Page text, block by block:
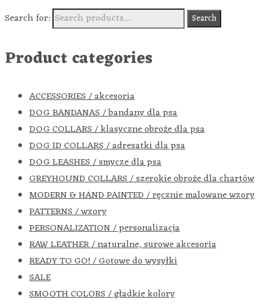
Search for:
Search
Product categories
ACCESSORIES / akcesoria
DOG BANDANAS / bandany dla psa
DOG COLLARS / klasyczne obroże dla psa
DOG ID COLLARS / adresatki dla psa
DOG LEASHES / smycze dla psa
GREYHOUND COLLARS / szerokie obroże dla chartów
MODERN & HAND PAINTED / ręcznie malowane wzory
PATTERNS / wzory
PERSONALIZATION / personalizacja
RAW LEATHER / naturalne, surowe akcesoria
READY TO GO! / Gotowe do wysyłki
SALE
SMOOTH COLORS / gładkie kolory